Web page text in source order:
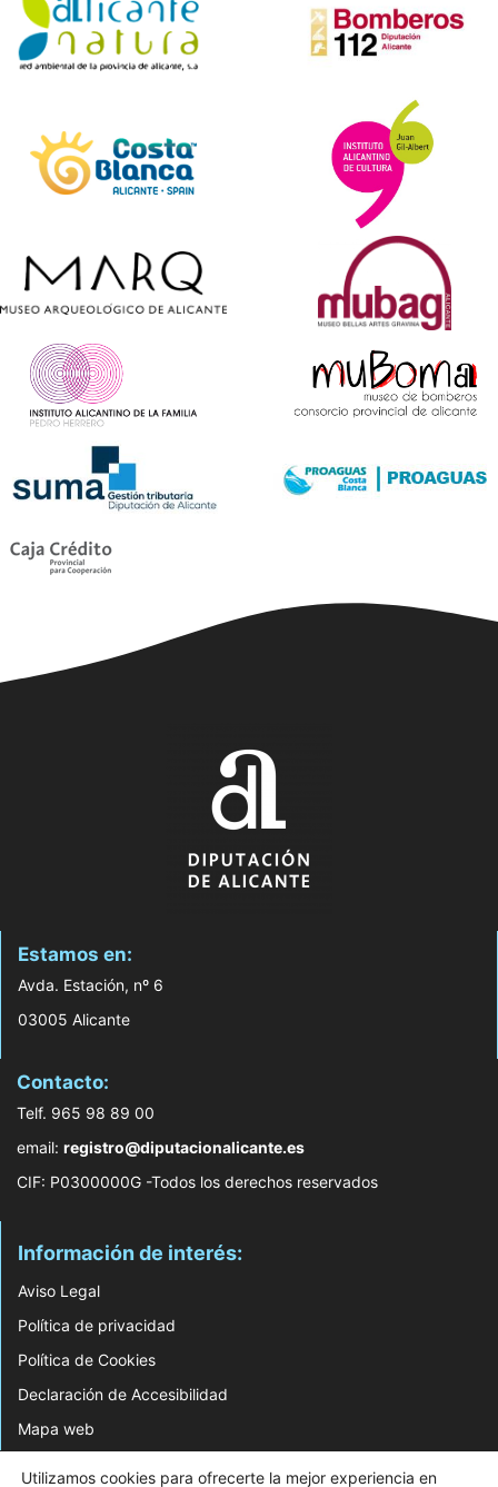
Estamos en:
Avda. Estación, nº 6
03005 Alicante
Contacto:
Telf. 965 98 89 00
email: registro@diputacionalicante.es
CIF: P0300000G -Todos los derechos reservados
Información de interés:
Aviso Legal
Política de privacidad
Política de Cookies
Declaración de Accesibilidad
Mapa web
© 2026 Web Desarrollada por el Servicio de Informática de Diputación de
Utilizamos cookies para ofrecerte la mejor experiencia en